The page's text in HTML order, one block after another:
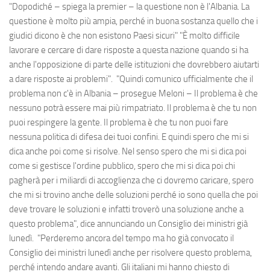
"Dopodiché – spiega la premier – la questione non è l'Albania. La
questione è molto più ampia, perché in buona sostanza quello che i
giudici dicono è che non esistono Paesi sicuri" "È molto difficile
lavorare e cercare di dare risposte a questa nazione quando si ha
anche l'opposizione di parte delle istituzioni che dovrebbero aiutarti
a dare risposte ai problemi". "Quindi comunico ufficialmente che il
problema non c'è in Albania – prosegue Meloni – Il problema è che
nessuno potrà essere mai più rimpatriato. Il problema è che tu non
puoi respingere la gente. Il problema è che tu non puoi fare
nessuna politica di difesa dei tuoi confini. E quindi spero che mi si
dica anche poi come si risolve. Nel senso spero che mi si dica poi
come si gestisce l'ordine pubblico, spero che mi si dica poi chi
pagherà per i miliardi di accoglienza che ci dovremo caricare, spero
che mi si trovino anche delle soluzioni perché io sono quella che poi
deve trovare le soluzioni e infatti troverò una soluzione anche a
questo problema", dice annunciando un Consiglio dei ministri già
lunedì. "Perderemo ancora del tempo ma ho già convocato il
Consiglio dei ministri lunedì anche per risolvere questo problema,
perché intendo andare avanti. Gli italiani mi hanno chiesto di